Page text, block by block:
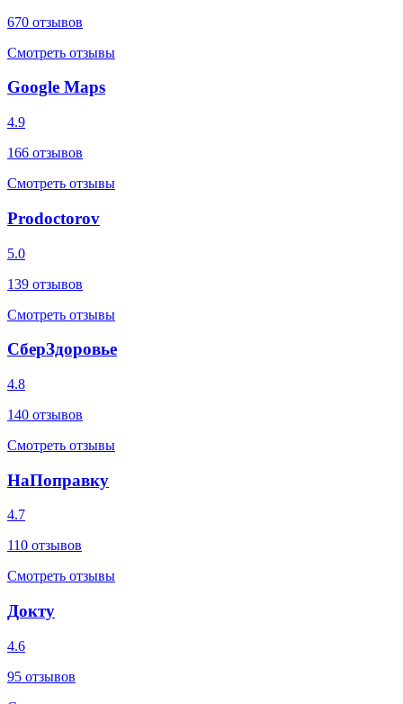
670 отзывов
Смотреть отзывы
Google Maps
4.9
166 отзывов
Смотреть отзывы
Prodoctorov
5.0
139 отзывов
Смотреть отзывы
СберЗдоровье
4.8
140 отзывов
Смотреть отзывы
НаПоправку
4.7
110 отзывов
Смотреть отзывы
Докту
4.6
95 отзывов